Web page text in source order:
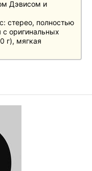
Дэвисом и
стерео, полностью
с оригинальных
г), мягкая